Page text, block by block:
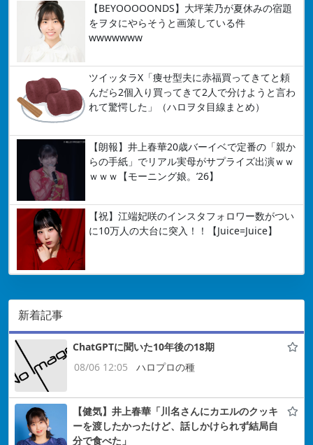
【BEYOOOOONDS】大坪茉乃が夏休みの宿題
をヲタにやらそうと画策している件
wwwwwww
ツイッタラX「痩せ型夫に赤福買ってきてと頼
んだら2個入り買ってきて2人で分けようと言わ
れて驚愕した」（ハロヲタ目線まとめ）
【朗報】井上春華20歳バーイベで定番の「親か
らの手紙」でリアル実母がサプライズ出演ｗｗ
ｗｗｗ【モーニング娘。’26】
【祝】江端妃咲のインスタフォロワー数がつい
に10万人の大台に突入！！【Juice=Juice】
新着記事
ChatGPTに聞いた10年後の18期
08/06 12:05
ハロプロの種
【健気】井上春華「川名さんにカエルのクッキ
ーを渡したかったけど、話しかけられず結局自
分で食べた」